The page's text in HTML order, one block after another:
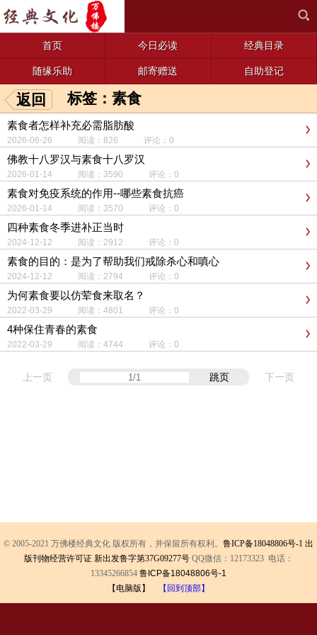
首页 今日必读 经典目录
随缘乐助 邮寄赠送 自助登记
返回 标签：素食
素食者怎样补充必需脂肪酸
2026-06-26 阅读：826 评论：0
佛教十八罗汉与素食十八罗汉
2026-01-14 阅读：3590 评论：0
素食对免疫系统的作用--哪些素食抗癌
2026-01-14 阅读：3570 评论：0
四种素食冬季进补正当时
2024-12-12 阅读：2912 评论：0
素食的目的：是为了帮助我们戒除杀心和嗔心
2024-12-12 阅读：2794 评论：0
为何素食要以仿荤食来取名？
2022-03-29 阅读：4801 评论：0
4种保住青春的素食
2022-03-29 阅读：4744 评论：0
上一页 跳页 下一页
© 2005-2021 万佛楼经典文化 版权所有，并保留所有权利。 鲁ICP备18048806号-1 出
版刊物经营许可证 新出发鲁字第37G09277号 QQ微信：12173323 电话：
13345266854 鲁ICP备18048806号-1
【电脑版】
【回到顶部】